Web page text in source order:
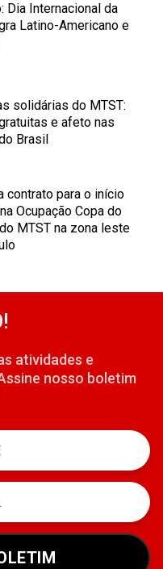
Dia Internacional da
Latino-Americano e
solidárias do MTST:
e afeto nas
Brasil
contrato para o início
Ocupação Copa do
MTST na zona leste
atividades e
nosso boletim